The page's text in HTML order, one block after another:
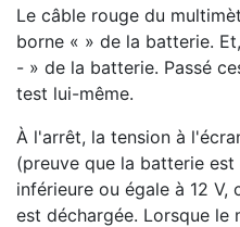
Le câble rouge du
borne « » de la batterie.
- » de la batterie. Passé
test lui-même.
À l'arrêt, la tension à
(preuve que la batterie
inférieure ou égale à 12
est déchargée. Lorsque le